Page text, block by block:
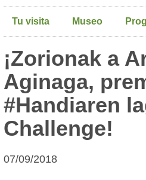
Tu visita Museo
¡Zorionak a
Aginaga,
#Handiaren
Challenge!
07/09/2018